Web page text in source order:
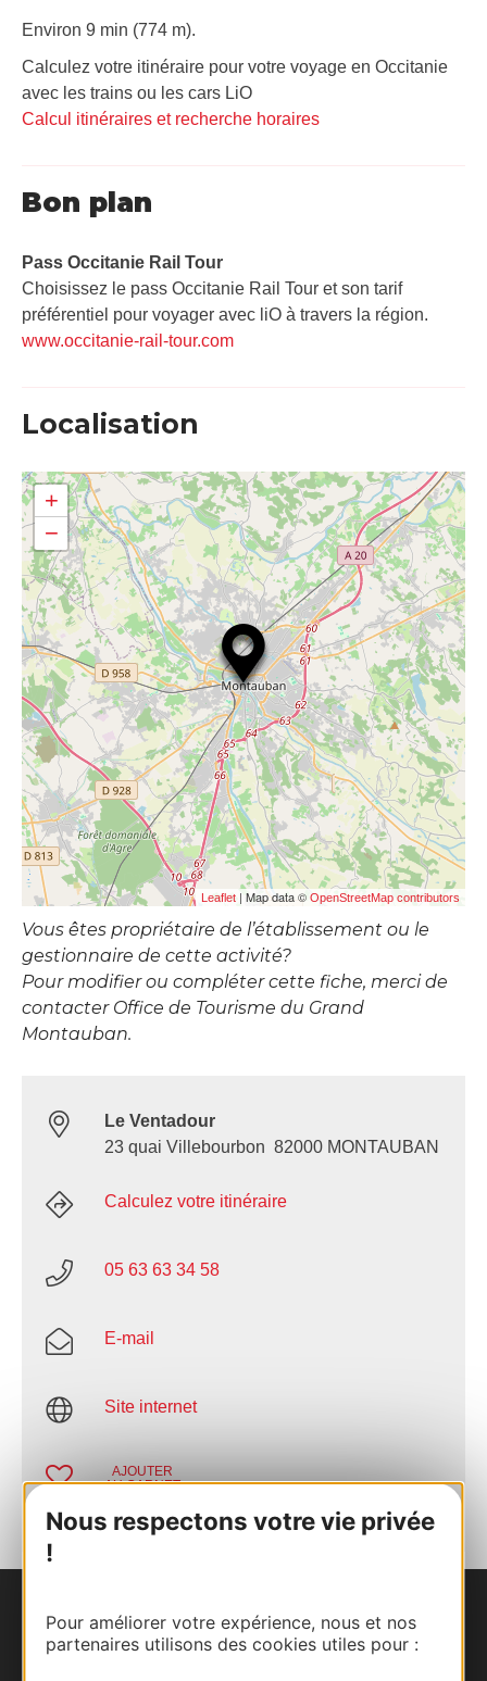
Nous respectons votre vie privée
!
Pour améliorer votre expérience, nous et nos
partenaires utilisons des cookies utiles pour :
Environ 9 min (774 m).
Calculez votre itinéraire pour votre voyage en Occitanie
avec les trains ou les cars LiO
Calcul itinéraires et recherche horaires
Bon plan
Pass Occitanie Rail Tour​
Choisissez le pass Occitanie Rail Tour et son tarif
préférentiel pour voyager avec liO à travers la région.
www.occitanie-rail-tour.com
Localisation
+
−
Leaflet | Map data © OpenStreetMap contributors
Vous êtes propriétaire de l’établissement ou le
gestionnaire de cette activité?
Pour modifier ou compléter cette fiche, merci de
contacter Office de Tourisme du Grand
Montauban.
Le Ventadour
23 quai Villebourbon 82000 MONTAUBAN
Calculez votre itinéraire
05 63 63 34 58
E-mail
Site internet
AJOUTER
AU CARNET
Nous contacter